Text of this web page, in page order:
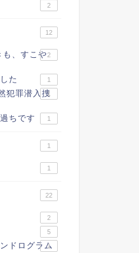
2
12
も、すこや2
た 1
犯罪潜入捜
1
ちです 1
1
1
22
2
5
ドログラム
1